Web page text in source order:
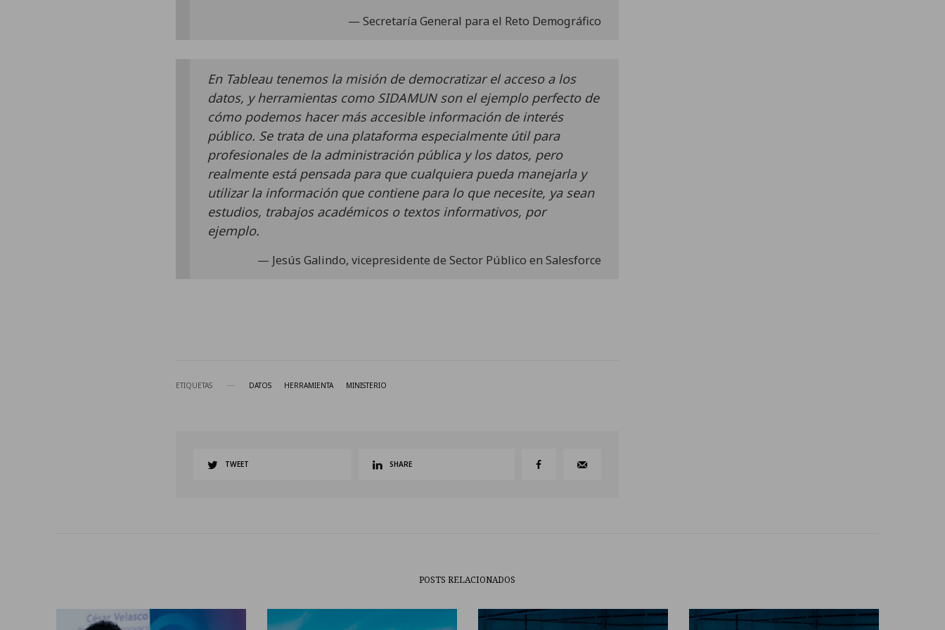
Secretaría General para el Reto Demográfico
En Tableau tenemos la misión de democratizar el acceso a los
datos, y herramientas como SIDAMUN son el ejemplo perfecto de
cómo podemos hacer más accesible información de interés
público. Se trata de una plataforma especialmente útil para
profesionales de la administración pública y los datos, pero
realmente está pensada para que cualquiera pueda manejarla y
utilizar la información que contiene para lo que necesite, ya sean
estudios, trabajos académicos o textos informativos, por
ejemplo.
Jesús Galindo, vicepresidente de Sector Público en Salesforce
ETIQUETAS DATOS HERRAMIENTA MINISTERIO
TWEET SHARE
POSTS RELACIONADOS